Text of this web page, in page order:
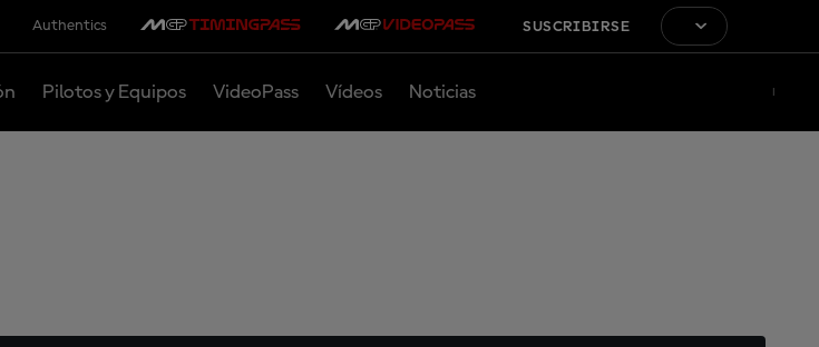
Authentics SUSCRIBIRSE
Pilotos y Equipos VideoPass Vídeos Noticias